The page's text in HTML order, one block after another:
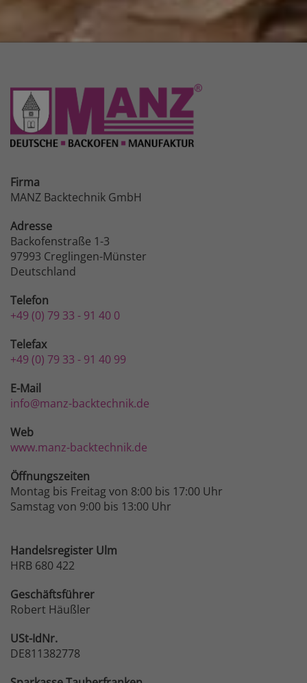
Firma
MANZ Backtechnik GmbH
Adresse
Backofenstraße 1-3
97993 Creglingen-Münster
Deutschland
Telefon
+49 (0) 79 33 - 91 40 0
Telefax
+49 (0) 79 33 - 91 40 99
E-Mail
info@manz-backtechnik.de
Web
www.manz-backtechnik.de
Öffnungszeiten
Montag bis Freitag von 8:00 bis 17:00 Uhr
Samstag von 9:00 bis 13:00 Uhr
Handelsregister Ulm
HRB 680 422
Geschäftsführer
Robert Häußler
USt-IdNr.
DE811382778